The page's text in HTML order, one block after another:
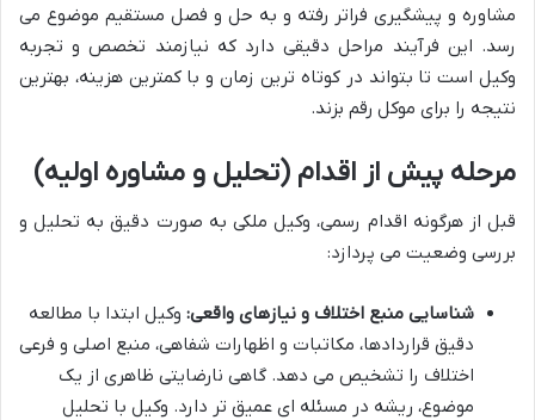
مشاوره و پیشگیری فراتر رفته و به حل و فصل مستقیم موضوع می
رسد. این فرآیند مراحل دقیقی دارد که نیازمند تخصص و تجربه
وکیل است تا بتواند در کوتاه ترین زمان و با کمترین هزینه، بهترین
نتیجه را برای موکل رقم بزند.
مرحله پیش از اقدام (تحلیل و مشاوره اولیه)
قبل از هرگونه اقدام رسمی، وکیل ملکی به صورت دقیق به تحلیل و
بررسی وضعیت می پردازد:
شناسایی منبع اختلاف و نیازهای واقعی: وکیل ابتدا با مطالعه
دقیق قراردادها، مکاتبات و اظهارات شفاهی، منبع اصلی و فرعی
اختلاف را تشخیص می دهد. گاهی نارضایتی ظاهری از یک
موضوع، ریشه در مسئله ای عمیق تر دارد. وکیل با تحلیل